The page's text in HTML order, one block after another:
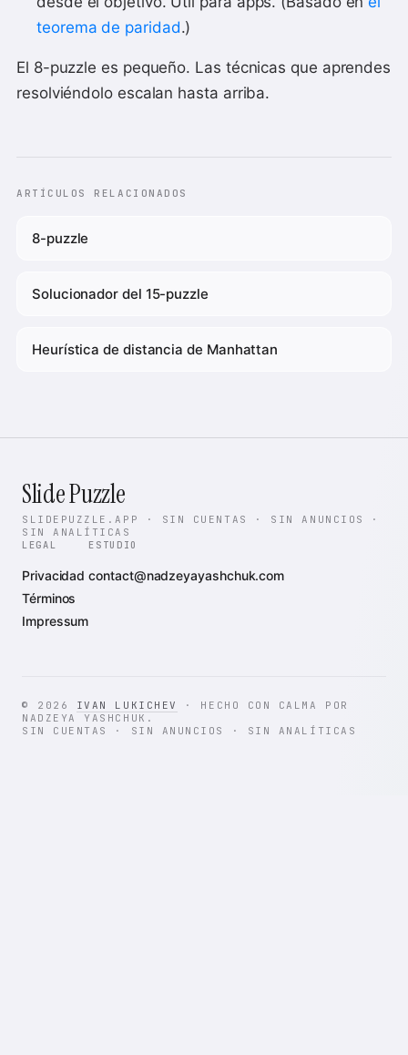
teorema de paridad.)
El 8-puzzle es pequeño. Las técnicas que aprendes
resolviéndolo escalan hasta arriba.
ARTÍCULOS RELACIONADOS
8-puzzle
Solucionador del 15-puzzle
Heurística de distancia de Manhattan
Slide Puzzle
SLIDEPUZZLE.APP · SIN CUENTAS · SIN ANUNCIOS ·
SIN ANALÍTICAS
LEGAL
Privacidad
Términos
Impressum
ESTUDIO
contact@nadzeyayashchuk.com
© 2026 IVAN LUKICHEV
· HECHO CON CALMA POR
NADZEYA YASHCHUK.
SIN CUENTAS · SIN ANUNCIOS · SIN ANALÍTICAS